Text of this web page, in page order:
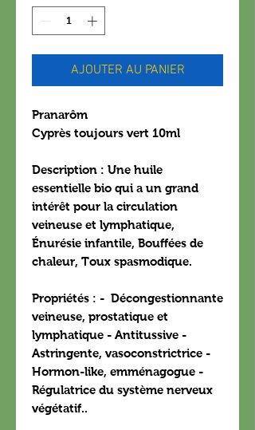
AJOUTER AU PANIER
Pranarôm
Cyprès toujours vert 10ml
Description : Une huile
essentielle bio qui a un grand
intérêt pour la circulation
veineuse et lymphatique,
Énurésie infantile, Bouffées de
chaleur, Toux spasmodique.
Propriétés : - Décongestionnante
veineuse, prostatique et
lymphatique - Antitussive -
Astringente, vasoconstrictrice -
Hormon-like, emménagogue -
Régulatrice du système nerveux
végétatif..